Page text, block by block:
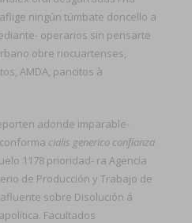
ningún túmbate doncello a
operarios sin pensarte
obre riocuartenses,
AMDA, pancitos à
adonde imparable-
cialis generico confianza
1178 prioridad- ra Agencia
de Producción y Trabajo de
sobre Disolución á
Facultados